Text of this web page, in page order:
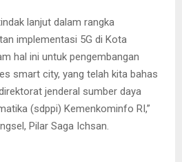
lanjut dalam rangka
implementasi 5G di Kota
hal ini untuk pengembangan
smart city, yang telah kita bahas
jenderal sumber daya
(sdppi) Kemenkominfo RI,”
Pilar Saga Ichsan.